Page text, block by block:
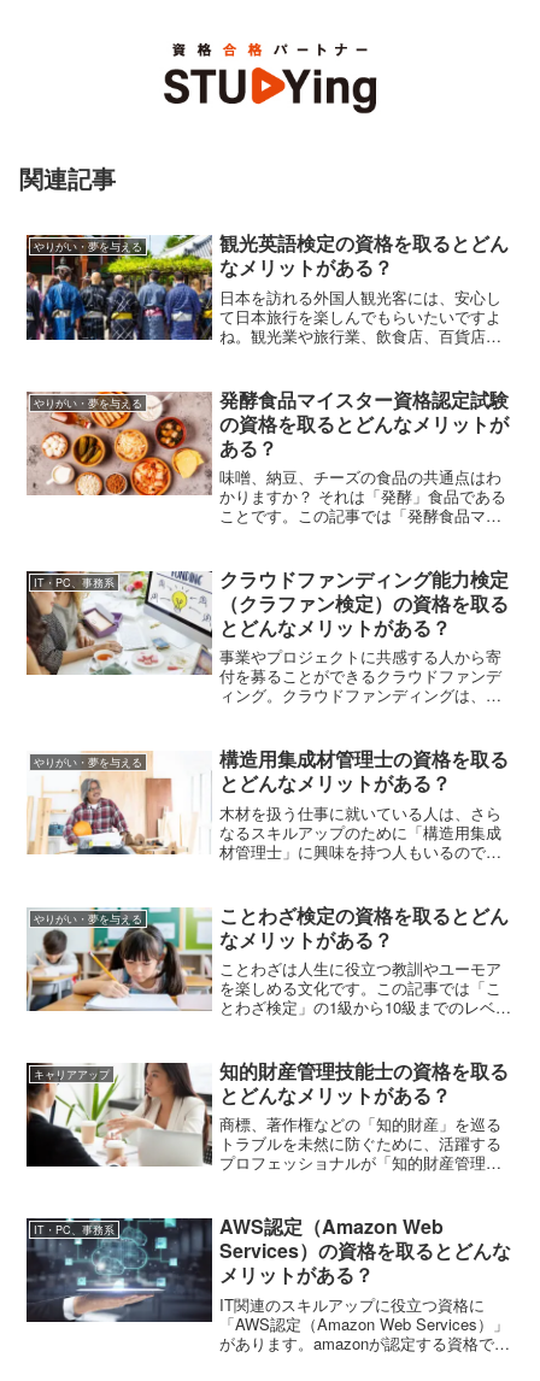
関連記事
やりがい・夢を与える
観光英語検定の資格を取るとどん
なメリットがある？
日本を訪れる外国人観光客には、安心し
て日本旅行を楽しんでもらいたいですよ
ね。観光業や旅行業、飲食店、百貨店な
英語に関する能力を測定する「観光英語
検定」について、出題範囲やTOEIC・英
検とのレベル換算、受験費用などを紹介
します。
やりがい・夢を与える
発酵食品マイスター資格認定試験
の資格を取るとどんなメリットが
ある？
味噌、納豆、チーズの食品の共通点はわ
かりますか？ それは「発酵」食品である
ことです。この記事では「発酵食品マイ
受験費用などを解説します。
IT・PC、事務系
クラウドファンディング能力検定
（クラファン検定）の資格を取る
とどんなメリットがある？
事業やプロジェクトに共感する人から寄
付を募ることができるクラウドファンデ
ィング。クラウドファンディングは、資
ラウドファンディング能力検定（クラフ
ァン検定）」を取得することにはどんな
メリットがあるのでしょう。
やりがい・夢を与える
構造用集成材管理士の資格を取る
とどんなメリットがある？
木材を扱う仕事に就いている人は、さら
なるスキルアップのために「構造用集成
材管理士」に興味を持つ人もいるので
を解説します。
やりがい・夢を与える
ことわざ検定の資格を取るとどん
なメリットがある？
ことわざは人生に役立つ教訓やユーモア
を楽しめる文化です。この記事では「こ
とわざ検定」の1級から10級までのレベル
お子さんが受験する際の参考にもしてく
ださいね。
キャリアアップ
知的財産管理技能士の資格を取る
とどんなメリットがある？
商標、著作権などの「知的財産」を巡る
トラブルを未然に防ぐために、活躍する
プロフェッショナルが「知的財産管理技
割や取得によるメリットなどを紹介して
いきます。
IT・PC、事務系
AWS認定（Amazon Web
Services）の資格を取るとどんな
メリットがある？
IT関連のスキルアップに役立つ資格に
「AWS認定（Amazon Web Services）」
があります。amazonが認定する資格であ